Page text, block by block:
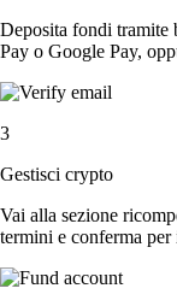
Deposita fondi tramite
Pay o Google Pay,
3
Gestisci crypto
Vai alla sezione
termini e conferma